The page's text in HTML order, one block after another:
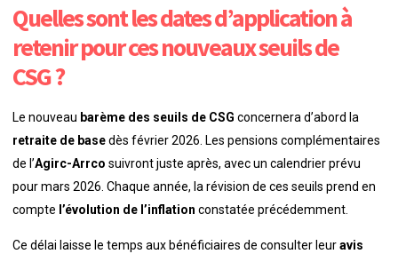
Quelles sont les dates d’application à
retenir pour ces nouveaux seuils de
CSG ?
Le nouveau barème des seuils de CSG concernera d’abord la
retraite de basedès février 2026. Les pensions complémentaires
de l’Agirc-Arrco suivront juste après, avec un calendrier prévu
pour mars 2026. Chaque année, la révision de ces seuils prend en
compte l’évolution de l’inflation constatée précédemment.
Ce délai laisse le temps aux bénéficiaires de consulter leuravis